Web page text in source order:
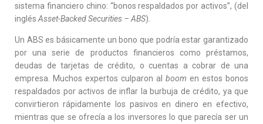
sistema financiero chino: “bonos respaldados por activos”, (del
inglés Asset-Backed Securities – ABS).
Un ABS es básicamente un bono que podría estar garantizado
por una serie de productos financieros como préstamos,
deudas de tarjetas de crédito, o cuentas a cobrar de una
empresa. Muchos expertos culparon al boom en estos bonos
respaldados por activos de inflar la burbuja de crédito, ya que
convirtieron rápidamente los pasivos en dinero en efectivo,
mientras que se ofrecía a los inversores lo que parecía ser un